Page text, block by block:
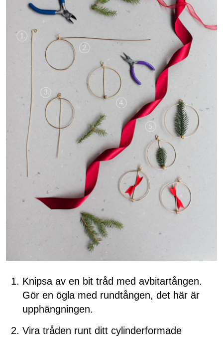
Knipsa av en bit tråd med avbitartången.
Gör en ögla med rundtången, det här är
upphängningen.
Vira tråden runt ditt cylinderformade